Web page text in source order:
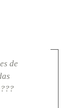
de